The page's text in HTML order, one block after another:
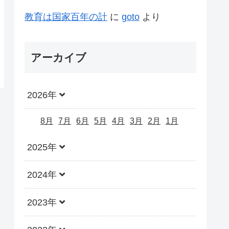
教育は国家百年の計 に goto より
アーカイブ
2026年
8月 7月 6月 5月 4月 3月 2月 1月
2025年
2024年
2023年